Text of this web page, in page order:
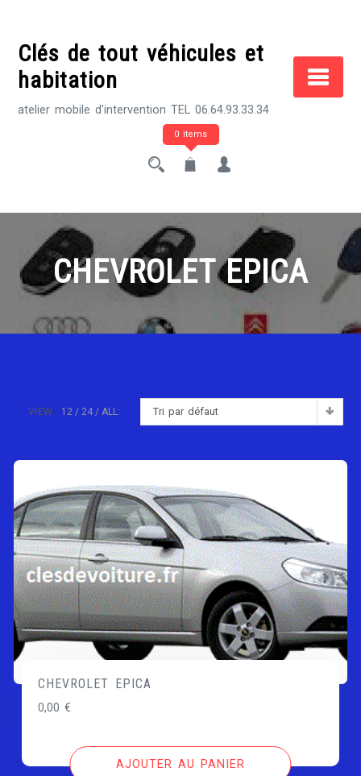
contentClés de tout véhicules et
habitation
atelier mobile d'intervention TEL 06.64.93.33.34
0 items
CHEVROLET EPICA
Tri par défaut
VIEW: 12 24 ALL:
CHEVROLET EPICA
0,00€
AJOUTER AU PANIER